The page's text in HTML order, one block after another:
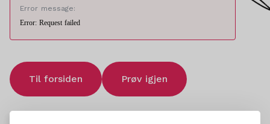
Error message:
Error: Request failed
Til forsiden Prøv igjen